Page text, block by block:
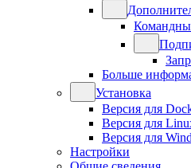
Больше
Установка
Версия для
Версия для
Версия для
Настройки